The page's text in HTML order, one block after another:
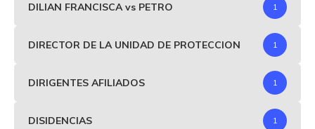
DILIAN FRANCISCA vs PETRO 1
DIRECTOR DE LA UNIDAD DE PROTECCION 1
DIRIGENTES AFILIADOS 1
DISIDENCIAS 1